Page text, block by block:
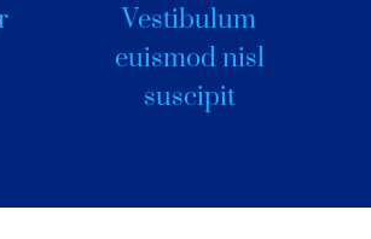
Vestibulum
euismod nisl
suscipit